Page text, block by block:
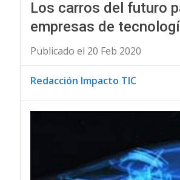
Los carros del futuro
empresas de
Publicado el 20 Feb 2020
Redacción Impacto TIC